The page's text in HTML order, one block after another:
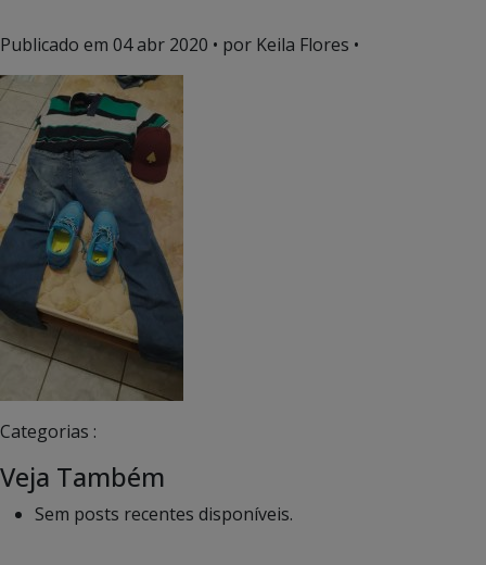
Publicado em 04 abr 2020 • por Keila Flores •
Categorias :
Veja Também
Sem posts recentes disponíveis.